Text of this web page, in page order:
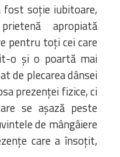
fost soție iubitoare,
apropiată
pentru toți cei care
o și o poartă mai
de plecarea dânsei
prezenței fizice, ci
se așază peste
de mângâiere
care a însoțit,